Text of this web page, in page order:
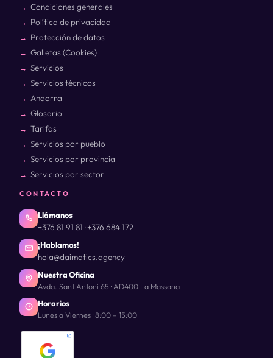
Condiciones generales
Política de privacidad
Protección de datos
Galletas (Cookies)
Servicios
Servicios técnicos
Andorra
Glosario
Tarifas
Servicios por pueblo
Servicios por provincia
Servicios por sector
CONTACTO
Llámanos
+376 81 91 81 ·+376 684 172
¡Hablamos!
hola@daimatics.agency
Nuestra Oficina
Avda. Sant Antoni 65 · AD400 La Massana
Horarios
Lunes a Viernes · 8:00 – 15:00